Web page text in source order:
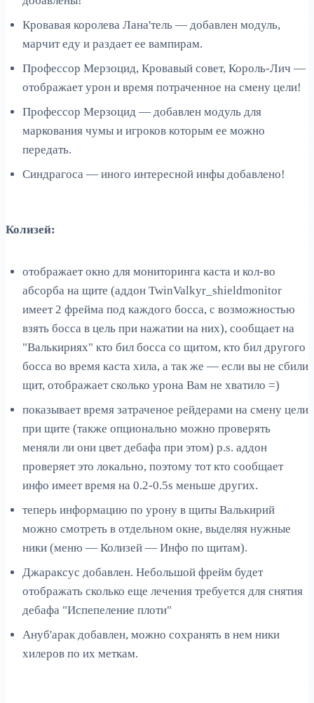
Кровавая королева Лана'тель — добавлен модуль,
марчит еду и раздает ее вампирам.
Профессор Мерзоцид, Кровавый совет, Король-Лич —
отображает урон и время потраченное на смену цели!
Профессор Мерзоцид — добавлен модуль для
маркования чумы и игроков которым ее можно
передать.
Синдрагоса — иного интересной инфы добавлено!
Колизей:
отображает окно для мониторинга каста и кол-во
абсорба на щите (аддон TwinValkyr_shieldmonitor
имеет 2 фрейма под каждого босса, с возможностью
взять босса в цель при нажатии на них), сообщает на
"Валькириях" кто бил босса со щитом, кто бил другого
босса во время каcта хила, а так же — если вы не сбили
щит, отображает сколько урона Вам не хватило =)
показывает время затраченое рейдерами на смену цели
при щите (также опционально можно проверять
меняли ли они цвет дебафа при этом) p.s. аддон
проверяет это локально, поэтому тот кто сообщает
инфо имеет время на 0.2-0.5s меньше других.
теперь информацию по урону в щиты Валькирий
можно смотреть в отдельном окне, выделяя нужные
ники (меню — Колизей — Инфо по щитам).
Джараксус добавлен. Небольшой фрейм будет
отображать сколько еще лечения требуется для снятия
дебафа "Испепеление плоти"
Ануб'арак добавлен, можно сохранять в нем ники
хилеров по их меткам.